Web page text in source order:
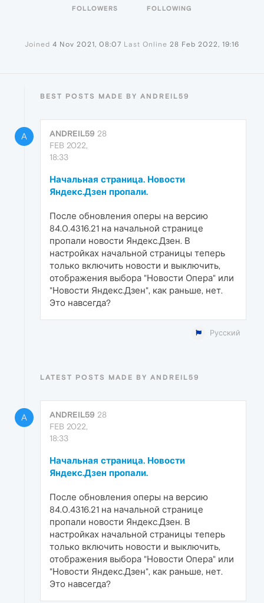
FOLLOWERS FOLLOWING
Joined 4 Nov 2021, 08:07 Last Online 28 Feb 2022, 19:16
BEST POSTS MADE BY ANDREIL59
A ANDREIL59 28
FEB 2022,
18:33
Начальная страница. Новости
Яндекс.Дзен пропали.
После обновления оперы на версию
84.0.4316.21 на начальной странице
пропали новости Яндекс.Дзен. В
настройках начальной страницы теперь
только включить новости и выключить,
отображения выбора "Новости Опера" или
"Новости Яндекс.Дзен", как раньше, нет.
Это навсегда?
Русский
LATEST POSTS MADE BY ANDREIL59
A ANDREIL59 28
FEB 2022,
18:33
Начальная страница. Новости
Яндекс.Дзен пропали.
После обновления оперы на версию
84.0.4316.21 на начальной странице
пропали новости Яндекс.Дзен. В
настройках начальной страницы теперь
только включить новости и выключить,
отображения выбора "Новости Опера" или
"Новости Яндекс.Дзен", как раньше, нет.
Это навсегда?